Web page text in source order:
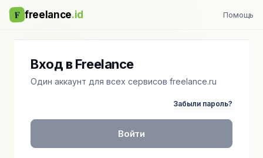
F freelance.id Помощь
Вход в Freelance
Один аккаунт для всех сервисов freelance.ru
Забыли пароль?
Войти